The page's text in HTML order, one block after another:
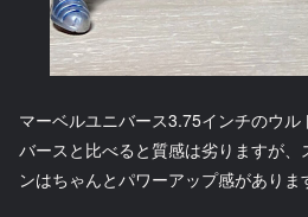
マーベルユニバース3.75インチのウ
バースと比べると質感は劣りますが
ンはちゃんとパワーアップ感がありま